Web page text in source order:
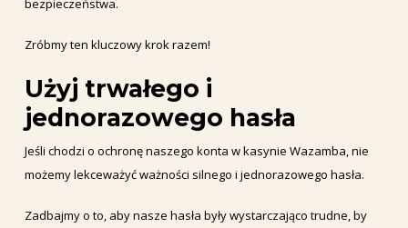
bezpieczeństwa.
Zróbmy ten kluczowy krok razem!
Użyj trwałego i
jednorazowego hasła
Jeśli chodzi o ochronę naszego konta w kasynie Wazamba, nie
możemy lekceważyć ważności silnego i jednorazowego hasła.
Zadbajmy o to, aby nasze hasła były wystarczająco trudne, by